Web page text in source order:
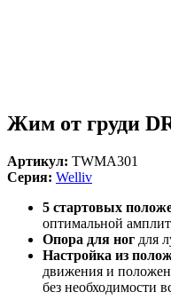
Жим от груди
Артикул: TWMA301
Серия: Welliv
5 cтартовых
оптимальной
Опора для ног для
Настройка из
движения и
без необходимости